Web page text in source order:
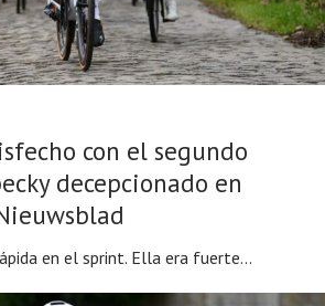
con el segundo
decepcionado en
en el sprint. Ella era fuerte...